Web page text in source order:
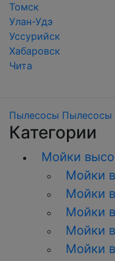
Томск
Улан-Удэ
Уссурийск
Хабаровск
Чита
Пылесосы Пылесосы
Категории
Мойки
Мойки
Мойки
Мойки
Мойки
Мойки